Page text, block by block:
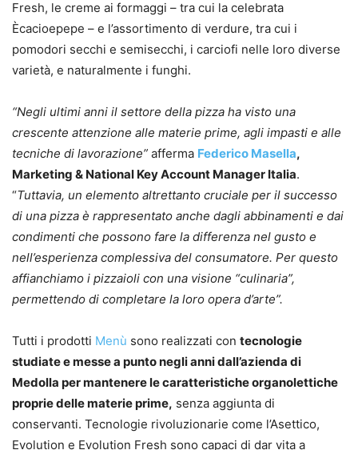
Fresh, le creme ai formaggi – tra cui la celebrata
Ècacioepepe – e l’assortimento di verdure, tra cui i
pomodori secchi e semisecchi, i carciofi nelle loro diverse
varietà, e naturalmente i funghi.
“Negli ultimi anni il settore della pizza ha visto una
crescente attenzione alle materie prime, agli impasti e alle
tecniche di lavorazione” afferma Federico Masella,
Marketing & National Key Account Manager Italia.
“Tuttavia, un elemento altrettanto cruciale per il successo
di una pizza è rappresentato anche dagli abbinamenti e dai
condimenti che possono fare la differenza nel gusto e
nell’esperienza complessiva del consumatore. Per questo
affianchiamo i pizzaioli con una visione “culinaria”,
permettendo di completare la loro opera d’arte”.
Tutti i prodotti Menù sono realizzati con tecnologie
studiate e messe a punto negli anni dall’azienda di
Medolla per mantenere le caratteristiche organolettiche
proprie delle materie prime, senza aggiunta di
conservanti. Tecnologie rivoluzionarie come l’Asettico,
Evolution e Evolution Fresh sono capaci di dar vita a